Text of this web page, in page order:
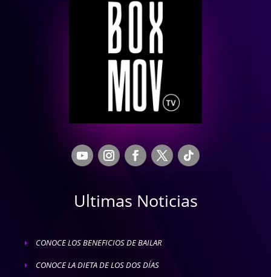
Ultimas Noticias
E CONOCE LOS BENEFICIOS DE BAILAR
E CONOCE LA DIETA DE LOS DOS DÍAS